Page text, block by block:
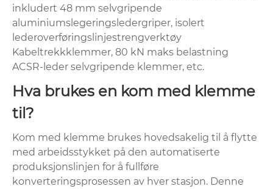
inkludert 48 mm selvgripende
aluminiumslegeringsledergriper, isolert
lederoverføringslinjestrengverktøy
Kabeltrekkklemmer, 80 kN maks belastning
ACSR-leder selvgripende klemmer, etc.
Hva brukes en kom med klemme
til?
Kom med klemme brukes hovedsakelig til å flytte
med arbeidsstykket på den automatiserte
produksjonslinjen for å fullføre
konverteringsprosessen av hver stasjon. ‌Denne